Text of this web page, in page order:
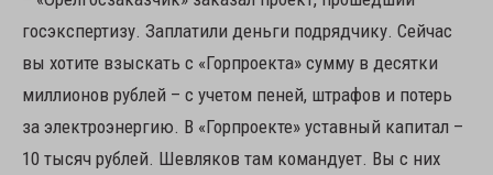
госэкспертизу. Заплатили деньги подрядчику. Сейчас
вы хотите взыскать с «Горпроекта» сумму в десятки
миллионов рублей – с учетом пеней, штрафов и потерь
за электроэнергию. В «Горпроекте» уставный капитал –
10 тысяч рублей. Шевляков там командует. Вы с них